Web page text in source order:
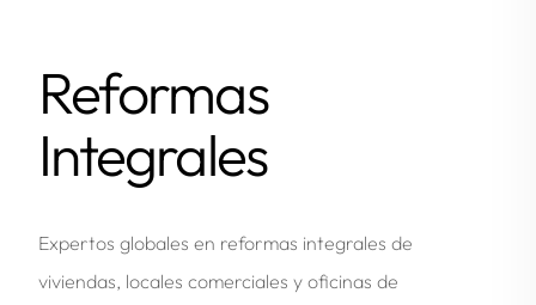
Reformas
Integrales
Expertos globales en reformas integrales de
viviendas, locales comerciales y oficinas de